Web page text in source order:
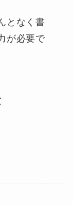
となく書
が必要で